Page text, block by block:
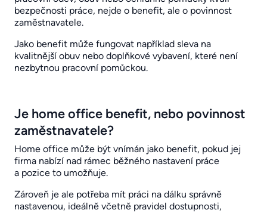
bezpečnosti práce, nejde o benefit, ale o povinnost
zaměstnavatele.
Jako benefit může fungovat například sleva na
kvalitnější obuv nebo doplňkové vybavení, které není
nezbytnou pracovní pomůckou.
Je home office benefit, nebo povinnost
zaměstnavatele?
Home office může být vnímán jako benefit, pokud jej
firma nabízí nad rámec běžného nastavení práce
a pozice to umožňuje.
Zároveň je ale potřeba mít práci na dálku správně
nastavenou, ideálně včetně pravidel dostupnosti,